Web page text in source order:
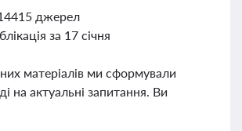
джерел
за 17 січня
матеріалів ми сформували
на актуальні запитання. Ви